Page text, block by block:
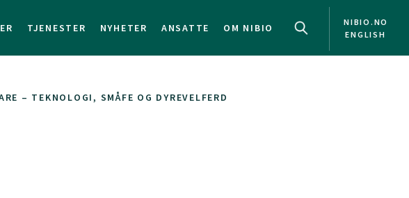
TJENESTER NYHETER ANSATTE OM NIBIO
NIBIO.NO
ENGLISH
– TEKNOLOGI, SMÅFE OG DYREVELFERD